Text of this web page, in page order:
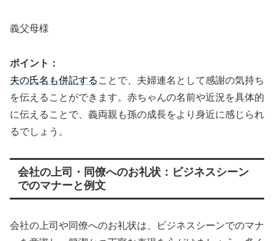
義父母様
ポイント：
夫の氏名も併記する ことで、夫婦連名として感謝の気持ち
を伝えることができます。赤ちゃんの名前や近況を具体的
に伝えることで、義両親も孫の成長をより身近に感じられ
るでしょう。
会社の上司・同僚へのお礼状：ビジネスシーン
でのマナーと例文
会社の上司や同僚へのお礼状は、ビジネスシーンでのマナ